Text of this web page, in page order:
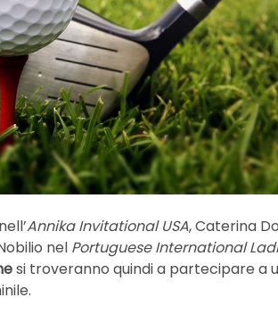
Annika Invitational USA, Caterina
nel Portuguese International
si troveranno quindi a partecipare a